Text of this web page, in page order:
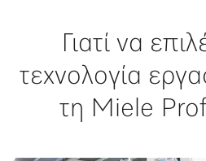
Γιατί να
τεχνολογία
τη Miele